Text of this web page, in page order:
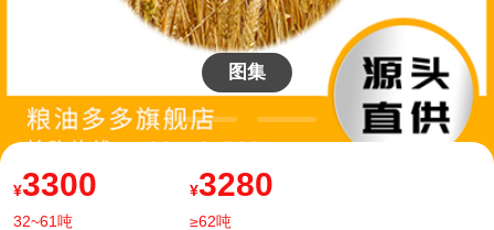
图集
¥3300
32~61吨
¥3280
≥62吨